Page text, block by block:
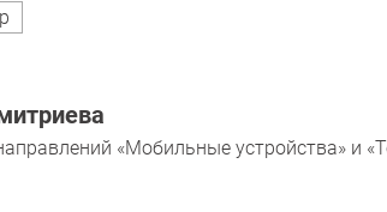
«Мобильные устройства» и